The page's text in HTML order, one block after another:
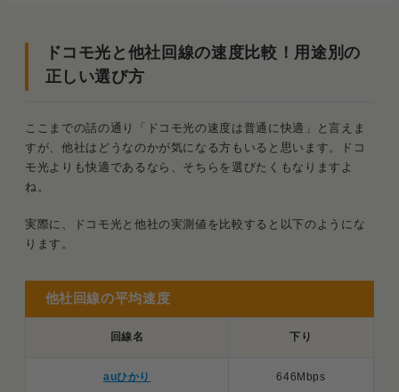
ドコモ光と他社回線の速度比較！用途別の
正しい選び方
ここまでの話の通り「ドコモ光の速度は普通に快適」と言えま
すが、他社はどうなのかが気になる方もいると思います。ドコ
モ光よりも快適であるなら、そちらを選びたくもなりますよ
ね。
実際に、ドコモ光と他社の実測値を比較すると以下のようにな
ります。
回線名 下り
auひかり 646Mbps
他社回線の平均速度